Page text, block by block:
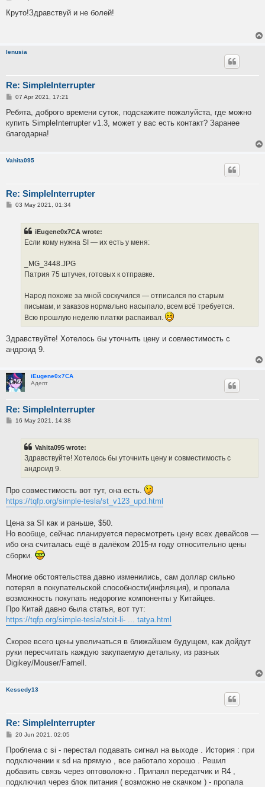
s
Круто!Здравствуй и не болей!
lenusia
Re: SimpleInterrupter
P
s
07 Apr 2021, 17:21
Ребята, доброго времени суток, подскажите пожалуйста, где можно
купить SimpleInterrupter v1.3, может у вас есть контакт? Заранее
благодарна!
Vahita095
Re: SimpleInterrupter
P03 May 2021, 01:34
iEugene0x7CA wrote:
Если кому нужна SI — их есть у меня:
_MG_3448.JPG
Патрия 75 штучек, готовых к отправке.
Народ похоже за мной соскучился — отписался по старым
письмам, и заказов нормально насыпало, всем всё требуется.
Всю прошлую неделю платки распаивал.
Здравствуйте! Хотелось бы уточнить цену и совместимость с
андроид 9.
iEugene0x7CA
Адепт
Re: SimpleInterrupter
P16 May 2021, 14:38
Vahita095 wrote:
Здравствуйте! Хотелось бы уточнить цену и совместимость с
андроид 9.
Про совместимость вот тут, она есть.
https://tqfp.org/simple-tesla/st_v123_upd.html
Цена за SI как и раньше, $50.
Но вообще, сейчас планируется пересмотреть цену всех девайсов —
ибо она считалась ещё в далёком 2015-м году относительно цены
сборки.
Многие обстоятельства давно изменились, сам доллар сильно
потерял в покупательской способности(инфляция), и пропала
возможность покупать недорогие компоненты у Китайцев.
Про Китай давно была статья, вот тут:
https://tqfp.org/simple-tesla/stoit-li- ... tatya.html
Скорее всего цены увеличаться в ближайшем будущем, как дойдут
руки пересчитать каждую закупаемую детальку, из разных
Digikey/Mouser/Farnell.
Kessedy13
Re: SimpleInterrupter
P
s
20 Jun 2021, 02:05
Проблема с si - перестал подавать сигнал на выходе . История : при
подключении к sd на прямую , все работало хорошо . Решил
добавить связь через оптоволокно . Припаял передатчик и R4 ,
подключил через блок питания ( возможно не скачком ) - пропала